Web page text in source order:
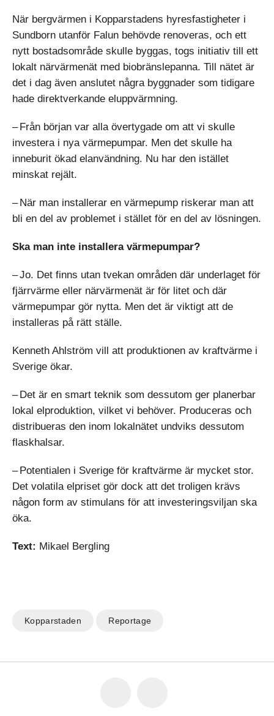
När bergvärmen i Kopparstadens hyresfastigheter i
Sundborn utanför Falun behövde renoveras, och ett
nytt bostadsområde skulle byggas, togs initiativ till ett
lokalt närvärmenät med biobränslepanna. Till nätet är
det i dag även anslutet några byggnader som tidigare
hade direktverkande eluppvärmning.
– Från början var alla övertygade om att vi skulle
investera i nya värmepumpar. Men det skulle ha
inneburit ökad elanvändning. Nu har den istället
minskat rejält.
– När man installerar en värmepump riskerar man att
bli en del av problemet i stället för en del av lösningen.
Ska man inte installera värmepumpar?
– Jo. Det finns utan tvekan områden där underlaget för
fjärrvärme eller närvärmenät är för litet och där
värmepumpar gör nytta. Men det är viktigt att de
installeras på rätt ställe.
Kenneth Ahlström vill att produktionen av kraftvärme i
Sverige ökar.
– Det är en smart teknik som dessutom ger planerbar
lokal elproduktion, vilket vi behöver. Produceras och
distribueras den inom lokalnätet undviks dessutom
flaskhalsar.
– Potentialen i Sverige för kraftvärme är mycket stor.
Det volatila elpriset gör dock att det troligen krävs
någon form av stimulans för att investeringsviljan ska
öka.
Text: Mikael Bergling
Kopparstaden Reportage